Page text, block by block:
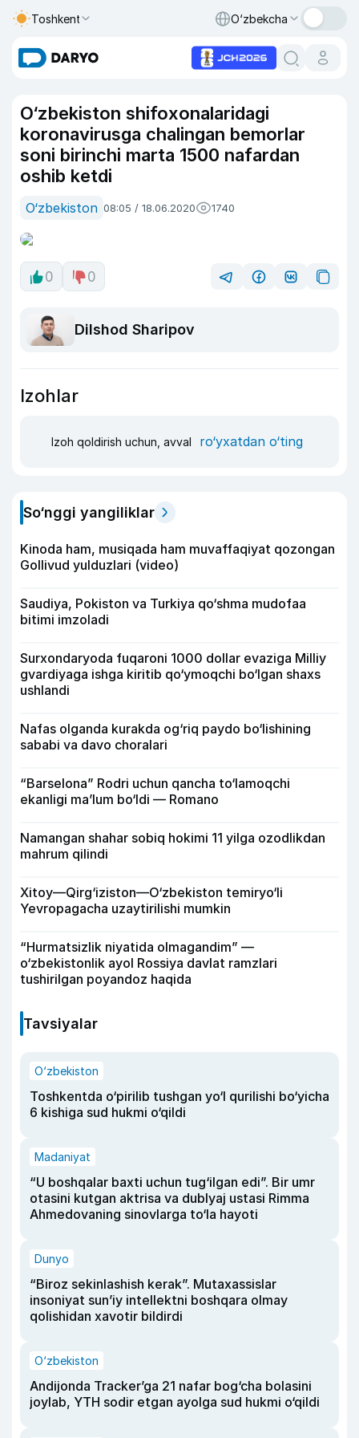
Toshkent O‘zbekcha
O‘zbekiston shifoxonalaridagi
koronavirusga chalingan bemorlar
soni birinchi marta 1500 nafardan
oshib ketdi
O‘zbekiston 08:05 / 18.06.2020 1740
0 0
Dilshod Sharipov
Izohlar
Izoh qoldirish uchun, avval ro‘yxatdan o‘ting
So‘nggi yangiliklar
Kinoda ham, musiqada ham muvaffaqiyat qozongan
Gollivud yulduzlari (video)
Saudiya, Pokiston va Turkiya qo‘shma mudofaa
bitimi imzoladi
Surxondaryoda fuqaroni 1000 dollar evaziga Milliy
gvardiyaga ishga kiritib qo‘ymoqchi bo‘lgan shaxs
ushlandi
Nafas olganda kurakda og‘riq paydo bo‘lishining
sababi va davo choralari
“Barselona” Rodri uchun qancha to‘lamoqchi
ekanligi ma’lum bo‘ldi — Romano
Namangan shahar sobiq hokimi 11 yilga ozodlikdan
mahrum qilindi
Xitoy—Qirg‘iziston—O‘zbekiston temiryo‘li
Yevropagacha uzaytirilishi mumkin
“Hurmatsizlik niyatida olmagandim” —
o‘zbekistonlik ayol Rossiya davlat ramzlari
tushirilgan poyandoz haqida
Tavsiyalar
O‘zbekiston
Toshkentda o‘pirilib tushgan yo‘l qurilishi bo‘yicha
6 kishiga sud hukmi o‘qildi
Madaniyat
“U boshqalar baxti uchun tug‘ilgan edi”. Bir umr
otasini kutgan aktrisa va dublyaj ustasi Rimma
Ahmedovaning sinovlarga to‘la hayoti
Dunyo
“Biroz sekinlashish kerak”. Mutaxassislar
insoniyat sun’iy intellektni boshqara olmay
qolishidan xavotir bildirdi
O‘zbekiston
Andijonda Tracker’ga 21 nafar bog‘cha bolasini
joylab, YTH sodir etgan ayolga sud hukmi o‘qildi